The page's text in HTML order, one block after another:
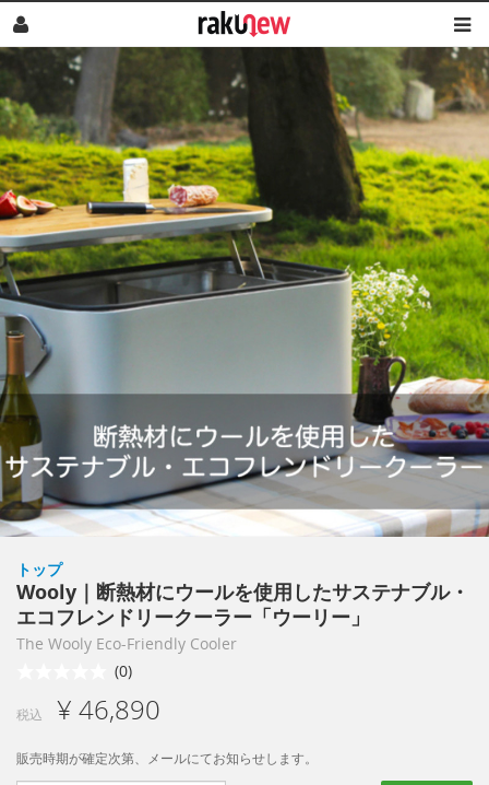
トップ
Wooly｜断熱材にウールを使用したサステナブル・
エコフレンドリークーラー「ウーリー」
The Wooly Eco-Friendly Cooler
(0)
税込 ¥ 46,890
販売時期が確定次第、メールにてお知らせします。